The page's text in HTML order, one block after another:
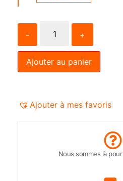
- +
Ajouter au panier
Ajouter à mes favoris
Nous sommes là pour